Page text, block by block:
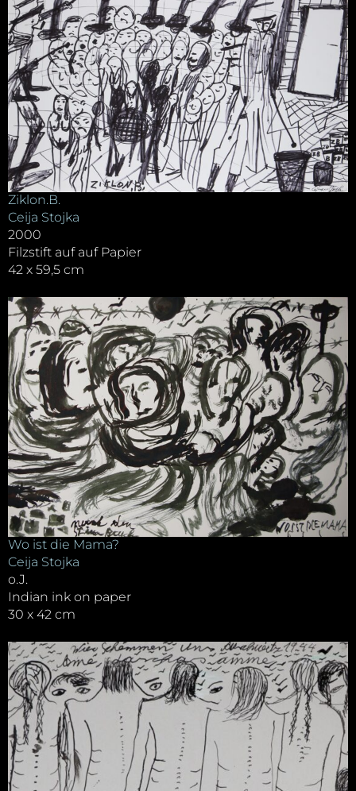
Ziklon.B.
Ceija Stojka
2000
Filzstift auf auf Papier
42 x 59,5 cm
Wo ist die Mama?
Ceija Stojka
o.J.
Indian ink on paper
30 x 42 cm